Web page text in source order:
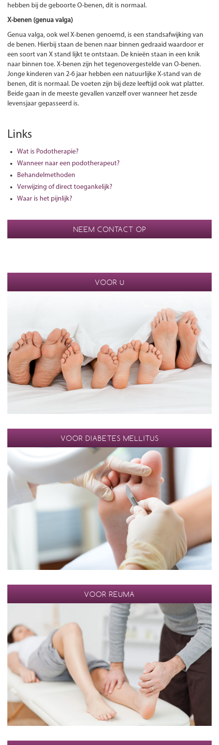
hebben bij de geboorte O-benen, dit is normaal.
X-benen (genua valga)
Genua valga, ook wel X-benen genoemd, is een standsafwijking van
de benen. Hierbij staan de benen naar binnen gedraaid waardoor er
een soort van X stand lijkt te ontstaan. De knieën staan in een knik
naar binnen toe. X-benen zijn het tegenovergestelde van O-benen.
Jonge kinderen van 2-6 jaar hebben een natuurlijke X-stand van de
benen, dit is normaal. De voeten zijn bij deze leeftijd ook wat platter.
Beide gaan in de meeste gevallen vanzelf over wanneer het zesde
levensjaar gepasseerd is.
Links
Wat is Podotherapie?
Wanneer naar een podotherapeut?
Behandelmethoden
Verwijzing of direct toegankelijk?
Waar is het pijnlijk?
NEEM CONTACT OP
VOOR U
VOOR DIABETES MELLITUS
VOOR REUMA